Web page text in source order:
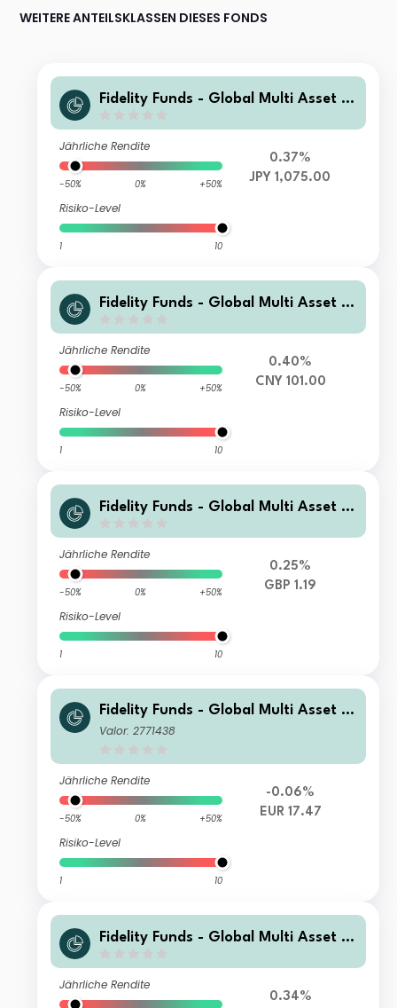
WEITERE ANTEILSKLASSEN DIESES FONDS
Fidelity Funds - Global Multi Asset G
Y/USD hedged)
Jährliche Rendite
-50% 0% +50%
Risiko-Level
1 10
0.37%
JPY 1,075.00
Fidelity Funds - Global Multi Asset G
RMB (hedged)
Jährliche Rendite
-50% 0% +50%
Risiko-Level
1 10
0.40%
CNY 101.00
Fidelity Funds - Global Multi Asset G
Jährliche Rendite
-50% 0% +50%
Risiko-Level
1 10
0.25%
GBP 1.19
Fidelity Funds - Global Multi Asset G
rowth & Income Fund E-Acc-EUR
Valor: 2771438
Jährliche Rendite
-50% 0% +50%
Risiko-Level
1 10
-0.06%
EUR 17.47
Fidelity Funds - Global Multi Asset G
USD
Jährliche Rendite
0.34%